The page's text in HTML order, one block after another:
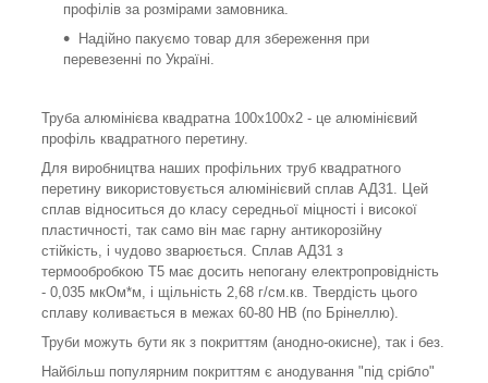
профілів за розмірами замовника.
Надійно пакуємо товар для збереження при
перевезенні по Україні.
Труба алюмінієва квадратна 100х100х2 - це алюмінієвий
профіль квадратного перетину.
Для виробництва наших профільних труб квадратного
перетину використовується алюмінієвий сплав АД31. Цей
сплав відноситься до класу середньої міцності і високої
пластичності, так само він має гарну антикорозійну
стійкість, і чудово зварюється. Сплав АД31 з
термообробкою Т5 має досить непогану електропровідність
- 0,035 мкОм*м, і щільність 2,68 г/см.кв. Твердість цього
сплаву коливається в межах 60-80 НВ (по Брінеллю).
Труби можуть бути як з покриттям (анодно-окисне), так і без.
Найбільш популярним покриттям є анодування "під срібло"